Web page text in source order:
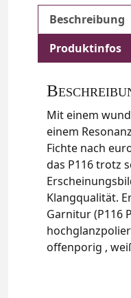
Beschreibung
Produktinfos
Mit einem
einem
Fichte nach
das P116 trotz
Klangqualität.
Garnitur (P116
offenporig ,